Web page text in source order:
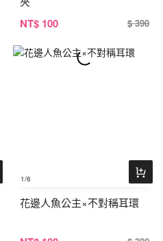
NT$ 100 $ 390
1/6
花邊人魚公主×不對稱耳環